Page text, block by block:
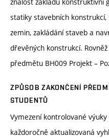
statiky stavebních
zemin, zakládání staveb a
dřevěných konstrukcí.
předmětu BH009 Projekt –
ZPŮSOB ZAKONČENÍ
STUDENTŮ
Vymezení kontrolované
každoročně aktualizovaná